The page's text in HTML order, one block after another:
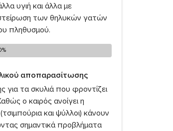
υγιή και άλλα με
των θηλυκών γατών
πληθυσμού.
αποπαρασίτωσης
τα σκυλιά που φροντίζει
ο καιρός ανοίγει η
και ψύλλοι) κάνουν
σημαντικά προβλήματα